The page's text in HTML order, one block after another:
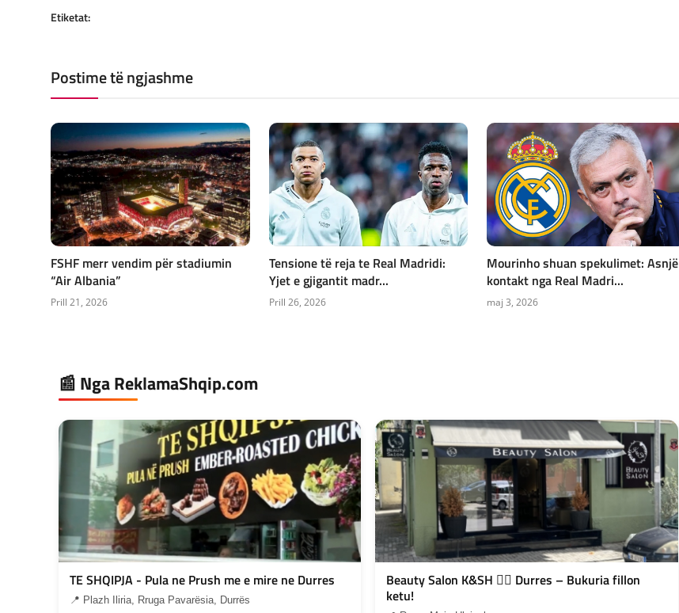
Etiketat:
Postime të ngjashme
FSHF merr vendim për stadiumin
“Air Albania”
Prill 21, 2026
Tensione të reja te Real Madridi:
Yjet e gjigantit madr...
Prill 26, 2026
Mourinho shuan spekulimet: Asnjë
kontakt nga Real Madri...
maj 3, 2026
📰 Nga ReklamaShqip.com
TE SHQIPJA - Pula ne Prush me e mire ne Durres
📍 Plazh Iliria, Rruga Pavarësia, Durrës
Beauty Salon K&SH 💇‍♀️ Durres – Bukuria fillon
ketu!